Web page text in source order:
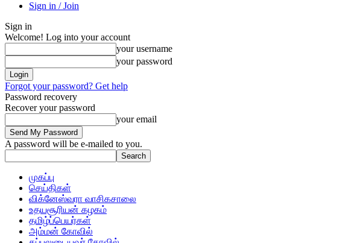
Sign in / Join
Sign in
Welcome! Log into your account
your username
your password
Forgot your password? Get help
Password recovery
Recover your password
your email
A password will be e-mailed to you.
முகப்பு
செய்திகள்
விக்னேஸ்வரா வாசிகசாலை
உதயசூரியன் கழகம்
தமிழ்ப்பெயர்கள்
அம்மன் கோவில்